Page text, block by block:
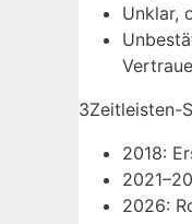
Unklar,
3Zeitleisten-
2018:
2026: